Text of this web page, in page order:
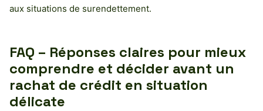
aux situations de surendettement.
FAQ – Réponses claires pour mieux
comprendre et décider avant un
rachat de crédit en situation
délicate